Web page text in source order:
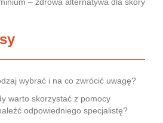
wybrać i na co zwrócić uwagę?
warto skorzystać z pomocy
odpowiedniego specjalistę?